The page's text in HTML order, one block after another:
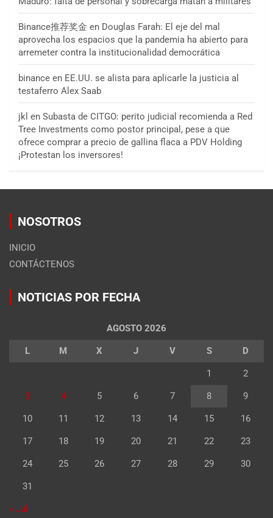
Binance推荐奖金 en Douglas Farah: El eje del mal
aprovecha los espacios que la pandemia ha abierto para
arremeter contra la institucionalidad democrática
binance en EE.UU. se alista para aplicarle la justicia al
testaferro Alex Saab
jkl en Subasta de CITGO: perito judicial recomienda a Red
Tree Investments como postor principal, pese a que
ofrece comprar a precio de gallina flaca a PDV Holding
¡Protestan los inversores!
NOSOTROS
INICIO
CONTÁCTENOS
NOTICIAS POR FECHA
AGOSTO 2026
L M X J V S D
1 2
3 4 5 6 7 8 9
10 11 12 13 14 15 16
17 18 19 20 21 22 23
24 25 26 27 28 29 30
31
« Jul